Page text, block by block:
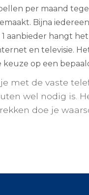
per maand
Bijna
1 aanbieder hangt
en televisie.
keuze op een
met de vaste
wel nodig is.
doe je